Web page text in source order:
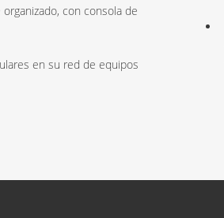
con consola de
en su red de equipos